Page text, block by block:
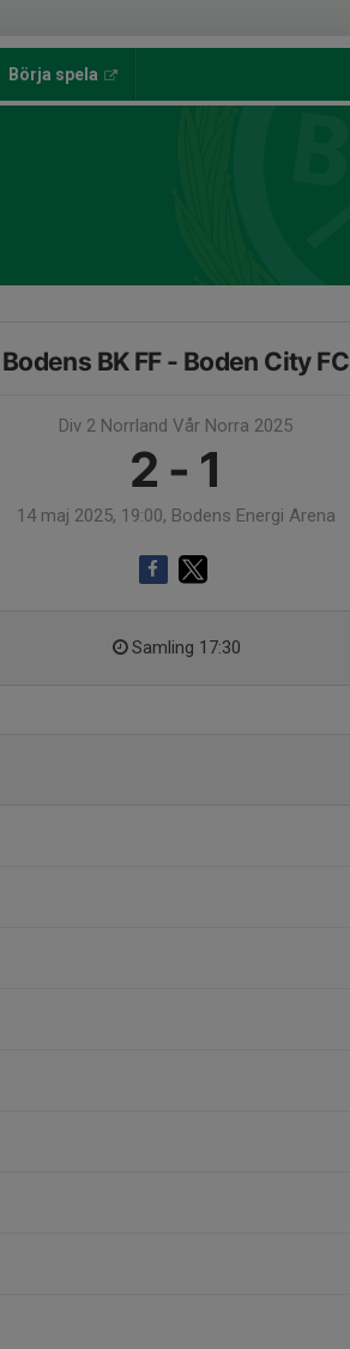
Börja spela
Bodens BK FF - Boden City FC
Div 2 Norrland Vår Norra 2025
2 - 1
14 maj 2025, 19:00, Bodens Energi Arena
Samling 17:30